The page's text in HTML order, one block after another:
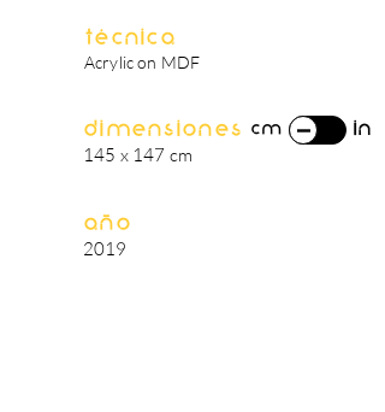
Técnica
Acrylic on MDF
Dimensiones
145 x 147 cm
cm in
Año
2019